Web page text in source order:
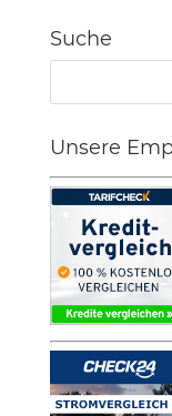
Suche
Unsere